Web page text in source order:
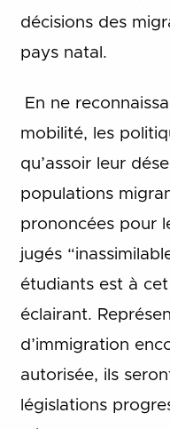
décisions des
pays natal.
En ne
mobilité, les
qu’assoir leur
populations
prononcées pour
jugés
étudiants est à
éclairant.
d’immigration
autorisée, ils
législations